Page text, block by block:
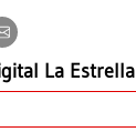
La Estrella